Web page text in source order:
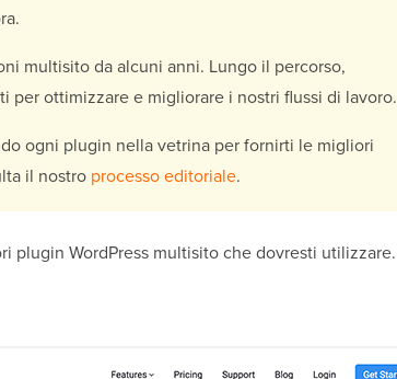
multisito da alcuni anni. Lungo il percorso,
per ottimizzare e migliorare i nostri flussi di lavoro.
ogni plugin nella vetrina per fornirti le migliori
il nostro processo editoriale.
plugin WordPress multisito che dovresti utilizzare.